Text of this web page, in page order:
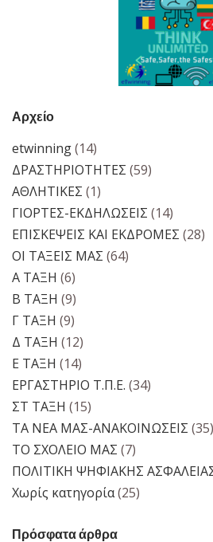
Αρχείο
etwinning(14)
ΔΡΑΣΤΗΡΙΟΤΗΤΕΣ (59)
ΑΘΛΗΤΙΚΕΣ (1)
ΓΙΟΡΤΕΣ-ΕΚΔΗΛΩΣΕΙΣ (14)
ΕΠΙΣΚΕΨΕΙΣ ΚΑΙ ΕΚΔΡΟΜΕΣ (28)
ΟΙ ΤΑΞΕΙΣ ΜΑΣ (64)
Α ΤΑΞΗ (6)
Β ΤΑΞΗ (9)
Γ ΤΑΞΗ (9)
Δ ΤΑΞΗ (12)
Ε ΤΑΞΗ (14)
ΕΡΓΑΣΤΗΡΙΟ Τ.Π.Ε. (34)
ΣΤ ΤΑΞΗ (15)
ΤΑ ΝΕΑ ΜΑΣ-ΑΝΑΚΟΙΝΩΣΕΙΣ (35)
ΤΟ ΣΧΟΛΕΙΟ ΜΑΣ (7)
ΠΟΛΙΤΙΚΗ ΨΗΦΙΑΚΗΣ
Χωρίς κατηγορία(25)
Πρόσφατα άρθρα